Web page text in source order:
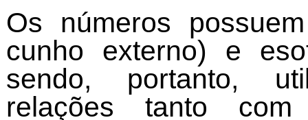
Os números
cunho externo) e
sendo, portanto,
relações tanto